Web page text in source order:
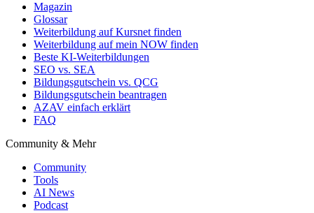
Magazin
Glossar
Weiterbildung auf Kursnet finden
Weiterbildung auf mein NOW finden
Beste KI-Weiterbildungen
SEO vs. SEA
Bildungsgutschein vs. QCG
Bildungsgutschein beantragen
AZAV einfach erklärt
FAQ
Community & Mehr
Community
Tools
AI News
Podcast